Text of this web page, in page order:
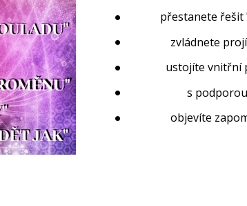
přestanete řešit
zvládnete
ustojíte vnitřní
s
objevíte